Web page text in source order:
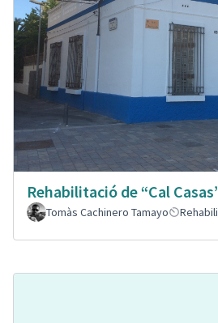
Rehabilitació de “Cal
Tomàs Cachinero Tamayo